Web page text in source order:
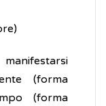
(forma
(forma